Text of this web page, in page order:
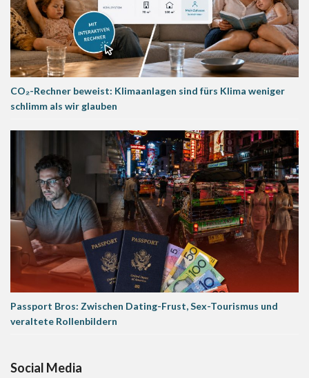
CO₂-Rechner beweist: Klimaanlagen sind fürs Klima weniger
schlimm als wir glauben
Passport Bros: Zwischen Dating-Frust, Sex-Tourismus und
veraltete Rollenbildern
Social Media